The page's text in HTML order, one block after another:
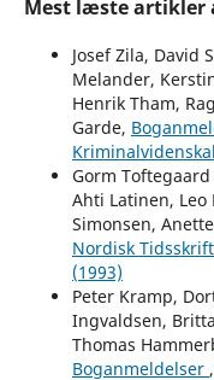
Mest læste artikler
Josef Zila, David
Melander,
Henrik Tham,
Garde,
Gorm
Ahti Latinen, Leo
Simonsen,
Nordisk
(1993)
Peter Kramp,
Ingvaldsen,
Thomas
Boganmeldelser ,